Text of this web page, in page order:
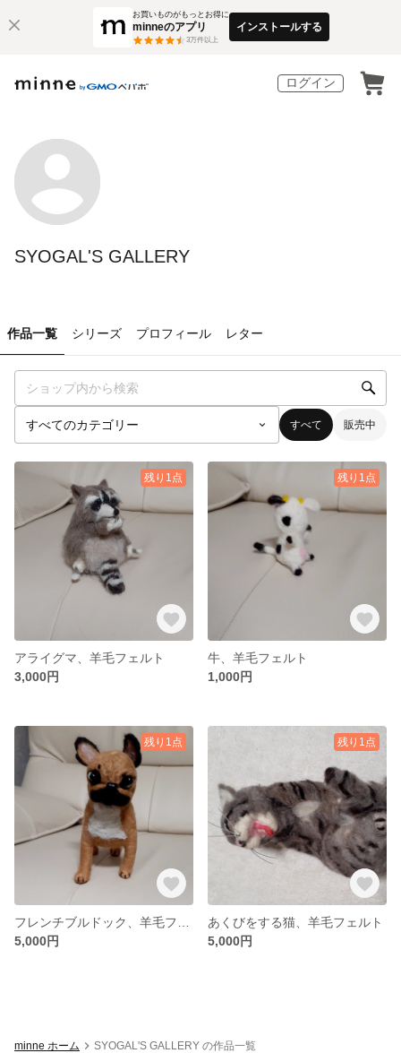
お買いものがもっとお得に
minneのアプリ
3万件以上
インストールする
ログイン
SYOGAL'S GALLERY
作品一覧 シリーズ プロフィール レター
すべて 販売中
残り1点
アライグマ、羊毛フェルト
3,000円
残り1点
牛、羊毛フェルト
1,000円
残り1点
5,000円
残り1点
あくびをする猫、羊毛フェルト
5,000円
minne ホーム SYOGAL'S GALLERY の作品一覧